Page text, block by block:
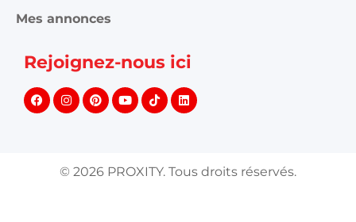
Mes annonces
Rejoignez-nous ici
© 2026 PROXITY. Tous droits réservés.